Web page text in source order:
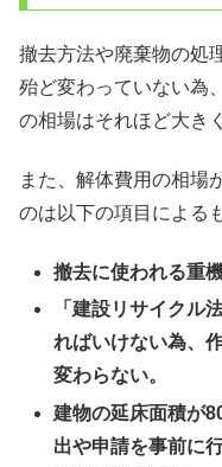
撤去方法や廃棄物の処
殆ど変わっていない為
の相場はそれほど大き
また、解体費用の相場
のは以下の項目による
撤去に使われる重
「建設リサイクル
ればいけない為、
変わらない。
建物の延床面積が
出や申請を事前に